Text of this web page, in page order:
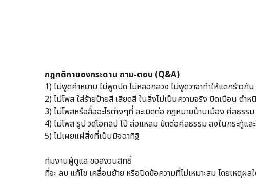
กฎกติกาของกระดาน ถาม-ตอบ (Q&A)
1) ไม่พูดคำหยาบ ไม่พูดปด ไม่หลอกลวง ไม่พูดวาจาทำให้แตกร้าวกัน
2) ไม่โพส ใส่ร้ายป้ายสี เสียดสี ในสิ่งไม่เป็นความจริง บิดเบือน ต
3) ไม่โพสหรือสื่ออะไรต่างๆที่ ละเมิดต่อ กฎหมายบ้านเมือง ศีลธรร
4) ไม่โพส รูป วิดีโอคลิป โป๊ ล่อแหลม ขัดต่อศีลธรรม ลงในกระทู้แล
5) ไม่เผยแผ่สิ่งที่เป็นมิจฉาทิฐิ
ทีมงานผู้ดูแล ขอสงวนสิทธิ์
ที่จะ ลบ แก้ไข เคลื่อนย้าย หรือปิดข้อความที่ไม่เหมาะสม โดยเหตุ